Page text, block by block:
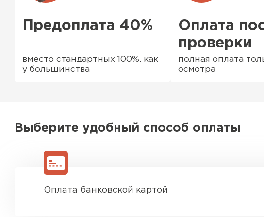
Предоплата 40%
вместо стандартных 100%, как
у большинства
Оплата
проверки
полная оплата
осмотра
Выберите удобный способ оплаты
Оплата банковской картой